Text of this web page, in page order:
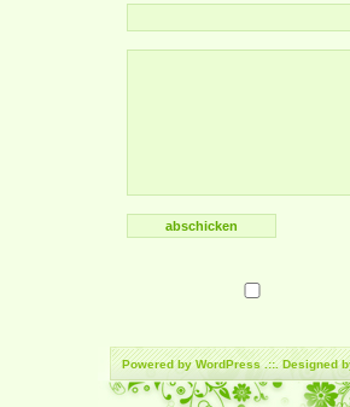
Powered byWordPress.::. Designed